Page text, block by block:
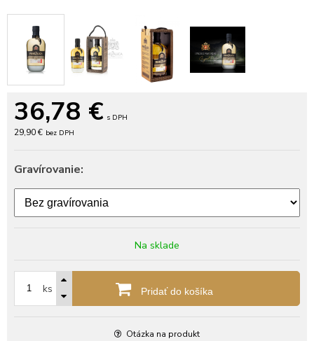
36,78 € s DPH
29,90 € bez DPH
Gravírovanie:
Na sklade
ks Pridať do košíka
Otázka na produkt